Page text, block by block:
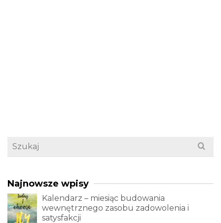
Search
Najnowsze wpisy
Kalendarz – miesiąc budowania
wewnętrznego zasobu zadowolenia i
satysfakcji